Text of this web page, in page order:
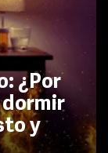
¿Por
dormir
y